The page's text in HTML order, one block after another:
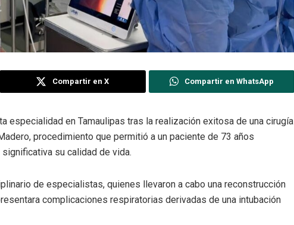
Compartir en X Compartir en WhatsApp
especialidad en Tamaulipas tras la realización exitosa de una cirugía
procedimiento que permitió a un paciente de 73 años
su calidad de vida.
de especialistas, quienes llevaron a cabo una reconstrucción
complicaciones respiratorias derivadas de una intubación